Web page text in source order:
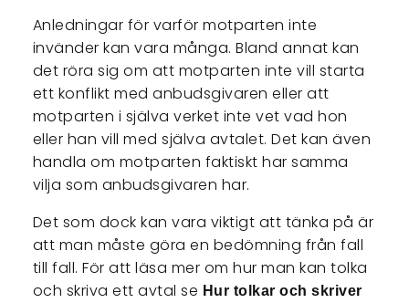
Anledningar för varför motparten inte
invänder kan vara många. Bland annat kan
det röra sig om att motparten inte vill starta
ett konflikt med anbudsgivaren eller att
motparten i själva verket inte vet vad hon
eller han vill med själva avtalet. Det kan även
handla om motparten faktiskt har samma
vilja som anbudsgivaren har.
Det som dock kan vara viktigt att tänka på är
att man måste göra en bedömning från fall
till fall. För att läsa mer om hur man kan tolka
och skriva ett avtal se Hur tolkar och skriver